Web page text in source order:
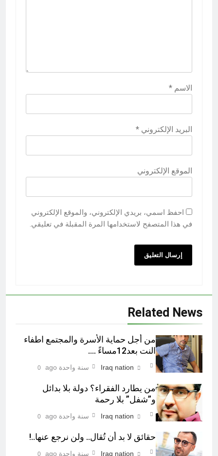
الاسم *
البريد الإلكتروني *
الموقع الإلكتروني
احفظ اسمي، بريدي الإلكتروني، والموقع الإلكتروني
في هذا المتصفح لاستخدامها المرة المقبلة في تعليقي.
Related News
من أجل حماية الأسرة والمجتمع اطفاء
النت بعد12مساءً ….
Iraq nation سنة واحدة ago 0
من يطارد الفقراء؟ دولة بلا بدائل
و”شفل” بلا رحمة
Iraq nation سنة واحدة ago 0
حقائق لا بد أن تُقال.. ولن نرجع عنها..!
Iraq nation سنة واحدة ago 0